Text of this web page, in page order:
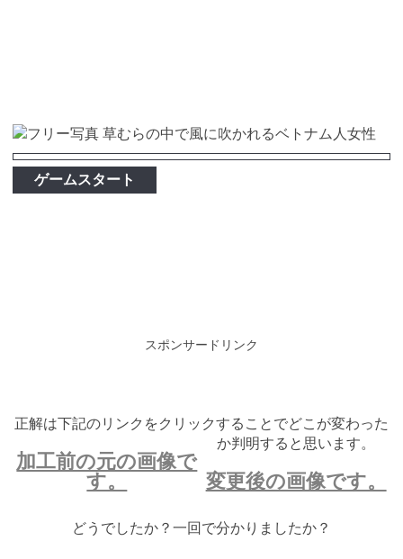
ゲームスタート
スポンサードリンク
正解は下記のリンクをクリックすることでどこが変わった
か判明すると思います。
加工前の元の画像で
す。
変更後の画像です。
どうでしたか？一回で分かりましたか？